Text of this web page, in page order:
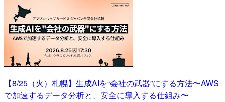
【8/25（火）札幌】生成AIを“会社の武器”にする方法〜AWS
で加速するデータ分析と、安全に導入する仕組み〜